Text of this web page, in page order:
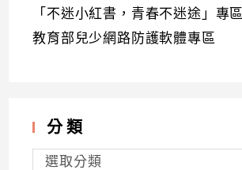
「不迷小紅書，青春不迷途」專區
教育部兒少網路防護軟體專區
分類
分
類選取分類